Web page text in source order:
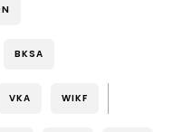
BKSA
VKA WIKF